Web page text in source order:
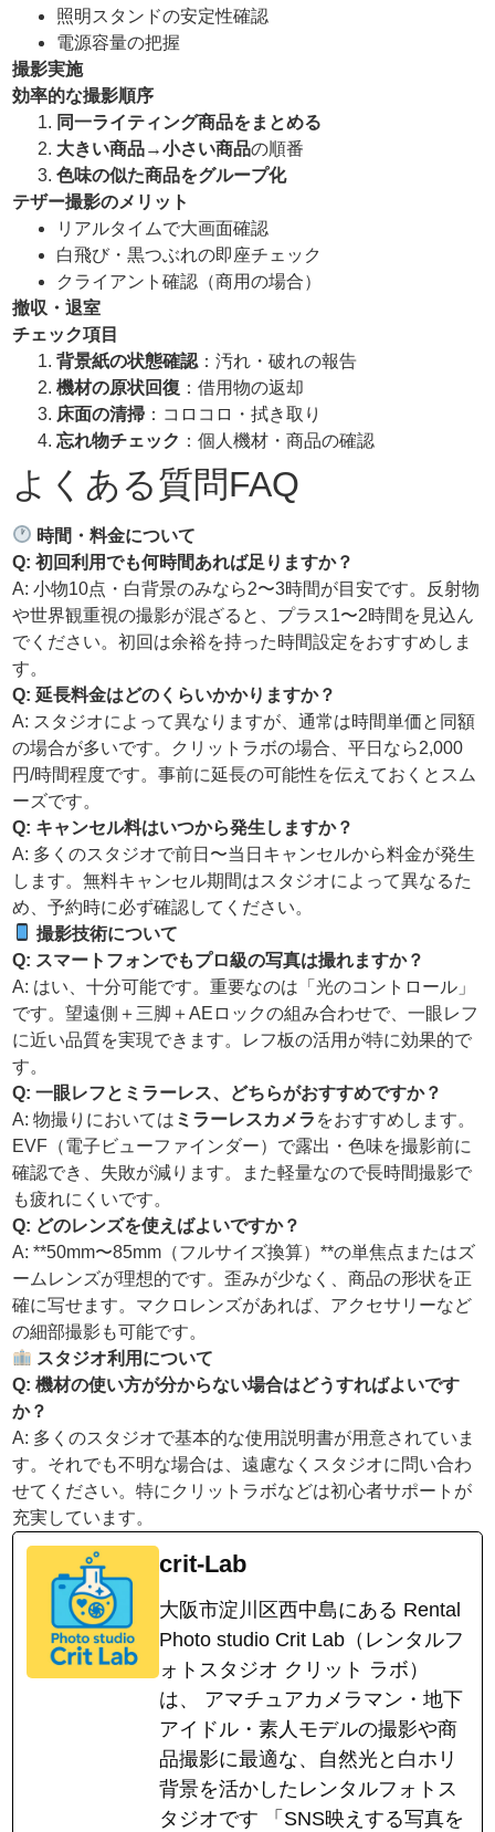
照明スタンドの安定性確認
電源容量の把握
撮影実施
効率的な撮影順序
同一ライティング商品をまとめる
大きい商品→小さい商品の順番
色味の似た商品をグループ化
テザー撮影のメリット
リアルタイムで大画面確認
白飛び・黒つぶれの即座チェック
クライアント確認（商用の場合）
撤収・退室
チェック項目
背景紙の状態確認 ：汚れ・破れの報告
機材の原状回復 ：借用物の返却
床面の清掃 ：コロコロ・拭き取り
忘れ物チェック ：個人機材・商品の確認
よくある質問FAQ
時間・料金について
Q:初回利用でも何時間あれば足りますか？
A: 小物10点・白背景のみなら2〜3時間が目安です。反射物
や世界観重視の撮影が混ざると、プラス1〜2時間を見込ん
でください。初回は余裕を持った時間設定をおすすめしま
す。
Q:延長料金はどのくらいかかりますか？
A: スタジオによって異なりますが、通常は時間単価と同額
の場合が多いです。クリットラボの場合、平日なら2,000
円/時間程度です。事前に延長の可能性を伝えておくとスム
ーズです。
Q: キャンセル料はいつから発生しますか？
A: 多くのスタジオで前日〜当日キャンセルから料金が発生
します。無料キャンセル期間はスタジオによって異なるた
め、予約時に必ず確認してください。
撮影技術について
Q: スマートフォンでもプロ級の写真は撮れますか？
A: はい、十分可能です。重要なのは「光のコントロール」
です。望遠側＋三脚＋AEロックの組み合わせで、一眼レフ
に近い品質を実現できます。レフ板の活用が特に効果的で
す。
Q:一眼レフとミラーレス、どちらがおすすめですか？
A: 物撮りにおいては ミラーレスカメラ をおすすめします。
EVF（電子ビューファインダー）で露出・色味を撮影前に
確認でき、失敗が減ります。また軽量なので長時間撮影で
も疲れにくいです。
Q: どのレンズを使えばよいですか？
A: **50mm〜85mm（フルサイズ換算）**の単焦点またはズ
ームレンズが理想的です。歪みが少なく、商品の形状を正
確に写せます。マクロレンズがあれば、アクセサリーなど
の細部撮影も可能です。
スタジオ利用について
Q:機材の使い方が分からない場合はどうすればよいです
か？
A: 多くのスタジオで基本的な使用説明書が用意されていま
す。それでも不明な場合は、遠慮なくスタジオに問い合わ
せてください。特にクリットラボなどは初心者サポートが
充実しています。
crit-Lab
大阪市淀川区西中島にある Rental
Photo studio Crit Lab（レンタルフ
ォトスタジオ クリット ラボ）
は、 アマチュアカメラマン・地下
アイドル・素人モデルの撮影や商
品撮影に最適な、自然光と白ホリ
背景を活かしたレンタルフォトス
タジオです 「SNS映えする写真を